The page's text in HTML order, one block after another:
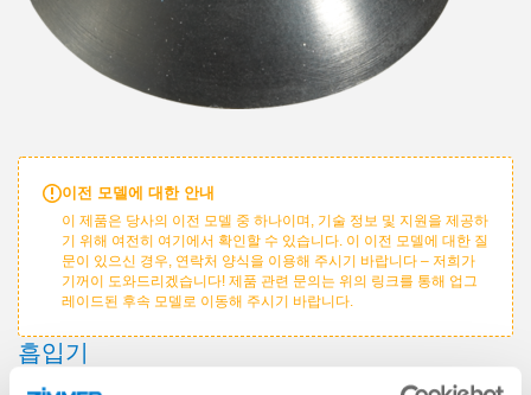
이전 모델에 대한 안내
이 제품은 당사의 이전 모델 중 하나이며, 기술 정보 및 지원을 제공하
기 위해 여전히 여기에서 확인할 수 있습니다. 이 이전 모델에 대한 질
문이 있으신 경우, 연락처 양식을 이용해 주시기 바랍니다 – 저희가
기꺼이 도와드리겠습니다! 제품 관련 문의는 위의 링크를 통해 업그
레이드된 후속 모델로 이동해 주시기 바랍니다.
흡입기
시리즈 SGF